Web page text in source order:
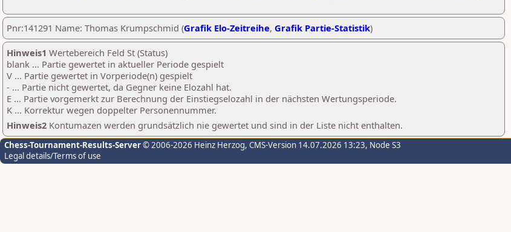
Pnr:141291 Name: Thomas Krumpschmid (Grafik Elo-Zeitreihe, Grafik Partie-Statistik)
Hinweis1 Wertebereich Feld St (Status)
blank ... Partie gewertet in aktueller Periode gespielt
V ... Partie gewertet in Vorperiode(n) gespielt
- ... Partie nicht gewertet, da Gegner keine Elozahl hat.
E ... Partie vorgemerkt zur Berechnung der Einstiegselozahl in der nächsten Wertungsperiode.
K ... Korrektur wegen doppelter Personennummer.
Hinweis2 Kontumazen werden grundsätzlich nie gewertet und sind in der Liste nicht enthalten.
Chess-Tournament-Results-Server© 2006-2026 Heinz Herzog, CMS-Version 14.07.2026 13:23, Node S3
Legal details/Terms of use